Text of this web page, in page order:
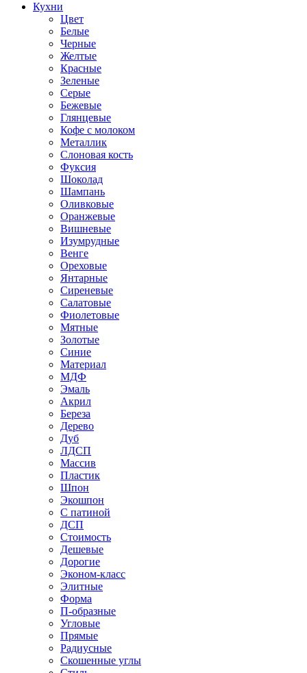
Кухни
Цвет
Белые
Черные
Желтые
Красные
Зеленые
Серые
Бежевые
Глянцевые
Кофе с молоком
Металлик
Слоновая кость
Фуксия
Шоколад
Шампань
Оливковые
Оранжевые
Вишневые
Изумрудные
Венге
Ореховые
Янтарные
Сиреневые
Салатовые
Фиолетовые
Мятные
Золотые
Синие
Материал
МДФ
Эмаль
Акрил
Береза
Дерево
Дуб
ЛДСП
Массив
Пластик
Шпон
Экошпон
С патиной
ДСП
Стоимость
Дешевые
Дорогие
Эконом-класс
Элитные
Форма
П-образные
Угловые
Прямые
Радиусные
Скошенные углы